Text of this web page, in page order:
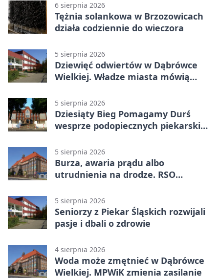
6 sierpnia 2026
Tężnia solankowa w Brzozowicach
działa codziennie do wieczora
5 sierpnia 2026
Dziewięć odwiertów w Dąbrówce
Wielkiej. Władze miasta mówią
5 sierpnia 2026
Dziesiąty Bieg Pomagamy Durś
wesprze podopiecznych piekarskich
5 sierpnia 2026
Burza, awaria prądu albo
utrudnienia na drodze. RSO
5 sierpnia 2026
Seniorzy z Piekar Śląskich rozwijali
pasje i dbali o zdrowie
4 sierpnia 2026
Woda może zmętnieć w Dąbrówce
Wielkiej. MPWiK zmienia zasilanie